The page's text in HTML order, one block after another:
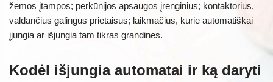
žemos įtampos; perkūnijos apsaugos įrenginius; kontaktorius,
valdančius galingus prietaisus; laikmačius, kurie automatiškai
įjungia ar išjungia tam tikras grandines.
Kodėl išjungia automatai ir ką daryti